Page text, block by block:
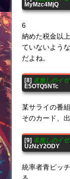
MyMzc4MjQ
6
納めた税金以
ていないよう
だよね。
[8] 名無しのイ
E5OTQ5NTc
某サライの番
そのカード、
[9] 名無しのイ
UzNzY2ODY
統率者青ピッ